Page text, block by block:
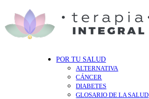
POR TU SALUD
ALTERNATIVA
CÁNCER
DIABETES
GLOSARIO DE LA SALUD